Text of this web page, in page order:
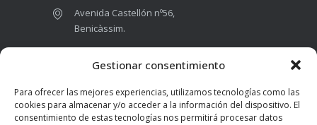
Gestionar consentimiento
Para ofrecer las mejores experiencias, utilizamos tecnologías como las
cookies para almacenar y/o acceder a la información del dispositivo. El
consentimiento de estas tecnologías nos permitirá procesar datos
Avenida Castellón nº56,
Benicàssim.
665 787 673
admin@clinicadentalbenicasim.com